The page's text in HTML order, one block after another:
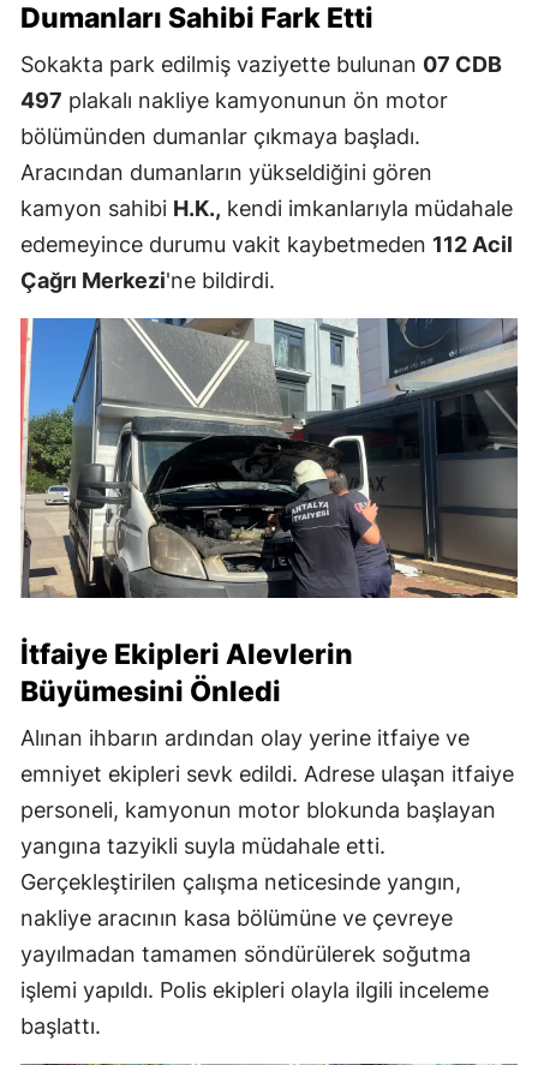
Dumanları Sahibi Fark Etti
Sokakta park edilmiş vaziyette bulunan 07 CDB
497 plakalı nakliye kamyonunun ön motor
bölümünden dumanlar çıkmaya başladı.
Aracından dumanların yükseldiğini gören
kamyon sahibi H.K., kendi imkanlarıyla müdahale
edemeyince durumu vakit kaybetmeden 112 Acil
Çağrı Merkezi'ne bildirdi.
İtfaiye Ekipleri Alevlerin
Büyümesini Önledi
Alınan ihbarın ardından olay yerine itfaiye ve
emniyet ekipleri sevk edildi. Adrese ulaşan itfaiye
personeli, kamyonun motor blokunda başlayan
yangına tazyikli suyla müdahale etti.
Gerçekleştirilen çalışma neticesinde yangın,
nakliye aracının kasa bölümüne ve çevreye
yayılmadan tamamen söndürülerek soğutma
işlemi yapıldı. Polis ekipleri olayla ilgili inceleme
başlattı.